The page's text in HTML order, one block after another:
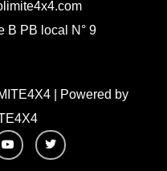
B PB local N° 9
| Powered by
Y
o
u
T
w
i